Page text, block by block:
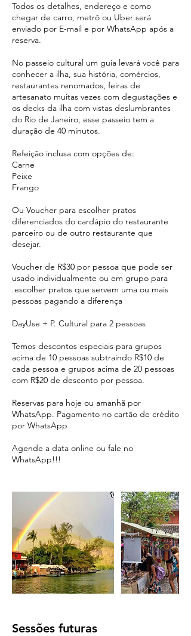
Todos os detalhes, endereço e como
chegar de carro, metrô ou Uber será
enviado por E-mail e por WhatsApp após a
reserva.
No passeio cultural um guia levará você para
conhecer a ilha, sua história, comércios,
restaurantes renomados, feiras de
artesanato muitas vezes com degustações e
os decks da ilha com vistas deslumbrantes
do Rio de Janeiro, esse passeio tem a
duração de 40 minutos.
Refeição inclusa com opções de:
Carne
Peixe
Frango
Ou Voucher para escolher pratos
diferenciados do cardápio do restaurante
parceiro ou de outro restaurante que
desejar.
Voucher de R$30 por pessoa que pode ser
usado individualmente ou em grupo para
.escolher pratos que servem uma ou mais
pessoas pagando a diferença
DayUse + P. Cultural para 2 pessoas
Temos descontos especiais para grupos
acima de 10 pessoas subtraindo R$10 de
cada pessoa e grupos acima de 20 pessoas
com R$20 de desconto por pessoa.
Reservas para hoje ou amanhã por
WhatsApp. Pagamento no cartão de crédito
por WhatsApp
Agende a data online ou fale no
WhatsApp!!!
Sessões futuras